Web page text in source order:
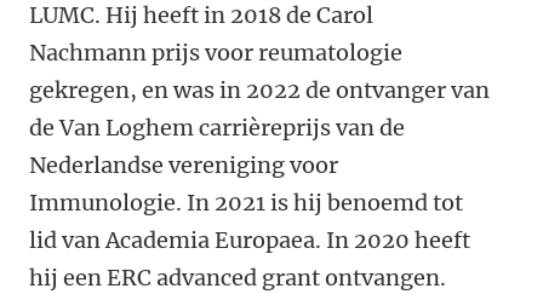
LUMC. Hij heeft in 2018 de Carol
Nachmann prijs voor reumatologie
gekregen, en was in 2022 de ontvanger van
de Van Loghem carrièreprijs van de
Nederlandse vereniging voor
Immunologie. In 2021 is hij benoemd tot
lid van Academia Europaea. In 2020 heeft
hij een ERC advanced grant ontvangen.